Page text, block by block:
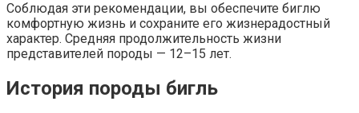
Соблюдая эти рекомендации, вы обеспечите биглю
комфортную жизнь и сохраните его жизнерадостный
характер. Средняя продолжительность жизни
представителей породы — 12–15 лет.
История породы бигль